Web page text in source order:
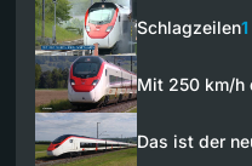
Schlagzeilen
Mit 250 km/h
Das ist der